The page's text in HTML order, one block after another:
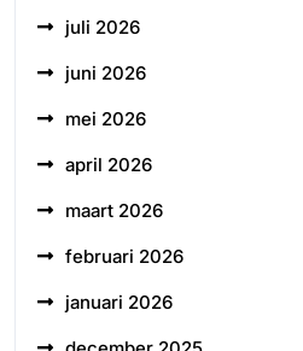
juli 2026
juni 2026
mei 2026
april 2026
maart 2026
februari 2026
januari 2026